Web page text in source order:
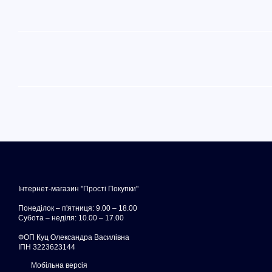
Інтернет-магазин "Прості Покупки"
Понеділок – п'ятниця: 9.00 – 18.00
Субота – неділя: 10.00 – 17.00
ФОП Куц Олександра Василівна
ІПН 3223623144
Мобільна версія